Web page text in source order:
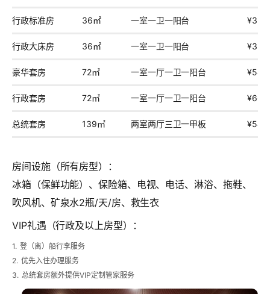
行政标准房 36㎡ 一室一卫一阳台
行政大床房 36㎡ 一室一卫一阳台
豪华套房 72㎡ 一室一厅一卫一阳台
行政套房 72㎡ 一室一厅一卫一阳台
总统套房 139㎡ 两室两厅三卫一甲板
房间设施（所有房型）：
冰箱（保鲜功能）、保险箱、电视、电话、淋浴、拖鞋、
吹风机、矿泉水2瓶/天/房、救生衣
VIP礼遇（行政及以上房型）：
1. 登（离）船行李服务
2. 优先入住办理服务
3. 总统套房额外提供VIP定制管家服务